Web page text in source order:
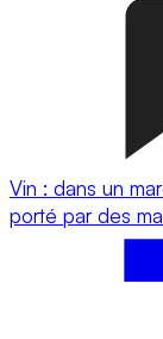
Vin : dans un
porté par des